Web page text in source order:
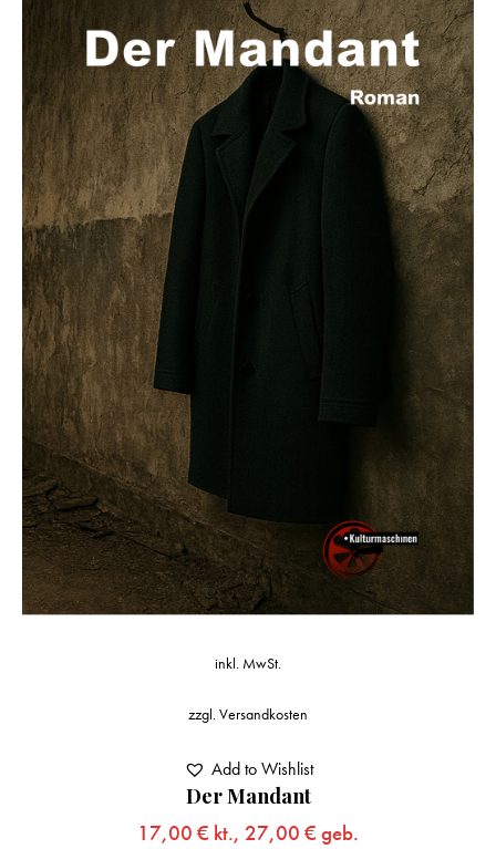
Der Mandant
17,00 € kt., 27,00 € geb.
inkl. MwSt.
zzgl.Versandkosten
Add to Wishlist